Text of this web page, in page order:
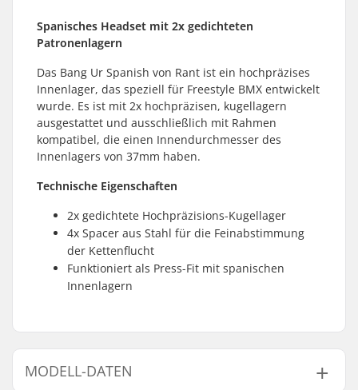
Spanisches Headset mit 2x gedichteten
Patronenlagern
Das Bang Ur Spanish von Rant ist ein hochpräzises
Innenlager, das speziell für Freestyle BMX entwickelt
wurde. Es ist mit 2x hochpräzisen, kugellagern
ausgestattet und ausschließlich mit Rahmen
kompatibel, die einen Innendurchmesser des
Innenlagers von 37mm haben.
Technische Eigenschaften
2x gedichtete Hochpräzisions-Kugellager
4x Spacer aus Stahl für die Feinabstimmung
der Kettenflucht
Funktioniert als Press-Fit mit spanischen
Innenlagern
MODELL-DATEN